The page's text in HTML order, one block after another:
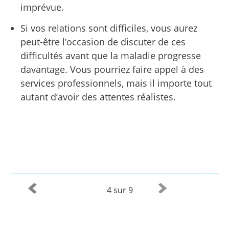
imprévue.
Si vos relations sont difficiles, vous aurez
peut-être l’occasion de discuter de ces
difficultés avant que la maladie progresse
davantage. Vous pourriez faire appel à des
services professionnels, mais il importe tout
autant d’avoir des attentes réalistes.
4 sur 9